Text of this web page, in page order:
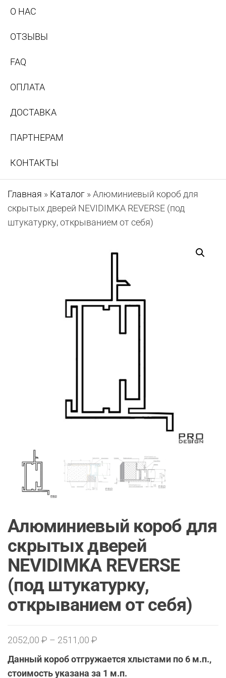
О НАС
ОТЗЫВЫ
FAQ
ОПЛАТА
ДОСТАВКА
ПАРТНЕРАМ
КОНТАКТЫ
Главная » Каталог »Алюминиевый короб для
скрытых дверей NEVIDIMKA REVERSE (под
штукатурку, открыванием от себя)
Алюминиевый короб для
скрытых дверей
NEVIDIMKA REVERSE
(под штукатурку,
открыванием от себя)
2052,00 ₽ – 2511,00 ₽
2052,00 ₽
Данный короб отгружается хлыстами по 6 м.п.,
стоимость указана за 1 м.п.